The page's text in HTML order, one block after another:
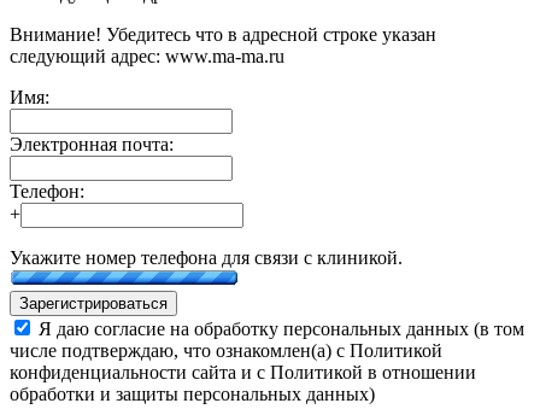
Внимание! Убедитесь что в адресной строке указан
следующий адрес: www.ma-ma.ru
Имя:
Электронная почта:
Телефон:
+
Укажите номер телефона для связи с клиникой.
Зарегистрироваться
Я даю согласие на обработку персональных данных (в том
числе подтверждаю, что ознакомлен(а) с Политикой
конфиденциальности сайта и с Политикой в отношении
обработки и защиты персональных данных)